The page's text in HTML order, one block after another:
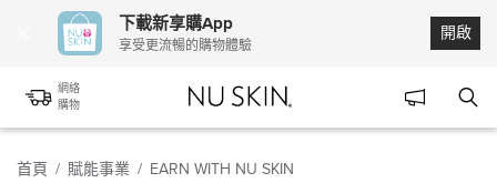
下載新享購App
享受更流暢的購物體驗
開啟
網絡
購物
首頁 / 賦能事業 / EARN WITH NU SKIN